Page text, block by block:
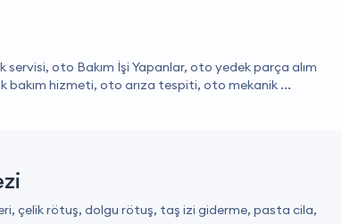
oto Bakım İşi Yapanlar, oto yedek parça alım
bakım hizmeti, oto arıza tespiti, oto mekanik ...
çelik rötuş, dolgu rötuş, taş izi giderme, pasta cila,